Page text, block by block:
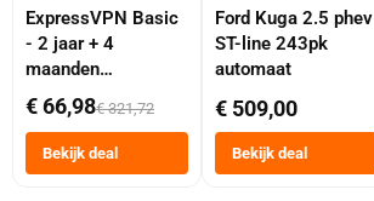
ExpressVPN Basic
- 2 jaar + 4
maanden
abonnement
€ 66,98€ 321,72
Bekijk deal
Ford Kuga 2.5 phev
ST-line 243pk
automaat
€ 509,00
Bekijk deal